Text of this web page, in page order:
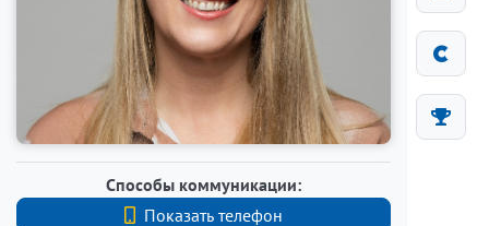
Способы коммуникации:
Показать телефон
+7 (812) 740-70-40